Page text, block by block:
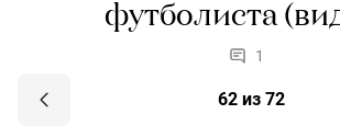
футболиста
1
62 из 72